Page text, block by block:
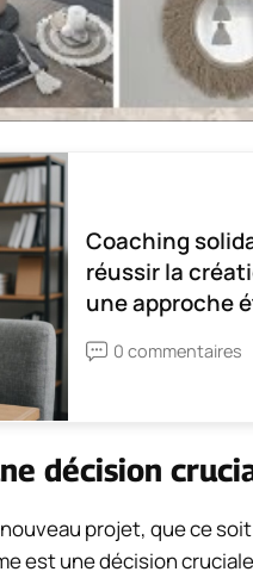
Coaching
réussir la
une approche
0 commentaires
décision
projet, que ce
est une décision